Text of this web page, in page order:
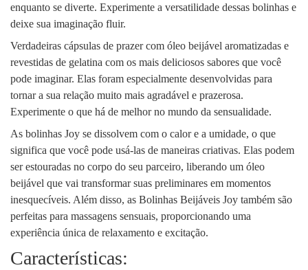
enquanto se diverte. Experimente a versatilidade dessas bolinhas e
deixe sua imaginação fluir.
Verdadeiras cápsulas de prazer com óleo beijável aromatizadas e
revestidas de gelatina com os mais deliciosos sabores que você
pode imaginar. Elas foram especialmente desenvolvidas para
tornar a sua relação muito mais agradável e prazerosa.
Experimente o que há de melhor no mundo da sensualidade.
As bolinhas Joy se dissolvem com o calor e a umidade, o que
significa que você pode usá-las de maneiras criativas. Elas podem
ser estouradas no corpo do seu parceiro, liberando um óleo
beijável que vai transformar suas preliminares em momentos
inesquecíveis. Além disso, as Bolinhas Beijáveis Joy também são
perfeitas para massagens sensuais, proporcionando uma
experiência única de relaxamento e excitação.
Características: